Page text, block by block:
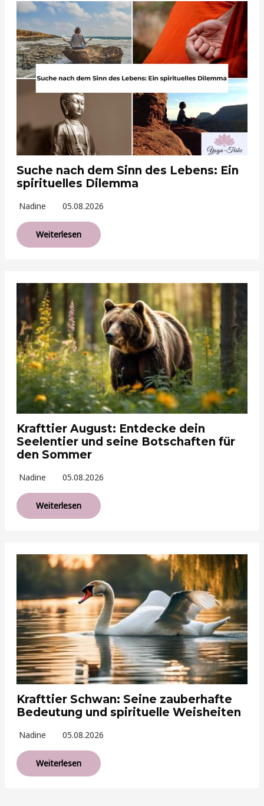
Suche nach dem Sinn des Lebens: Ein
spirituelles Dilemma
Nadine 05.08.2026
Weiterlesen
Krafttier August: Entdecke dein
Seelentier und seine Botschaften für
den Sommer
Nadine 05.08.2026
Weiterlesen
Krafttier Schwan: Seine zauberhafte
Bedeutung und spirituelle Weisheiten
Nadine 05.08.2026
Weiterlesen